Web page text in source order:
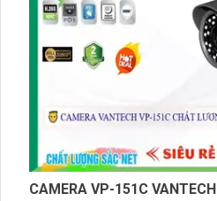
CAMERA VP-151C VANTECH